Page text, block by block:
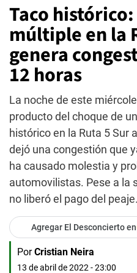
Taco
múltiple en la
genera
12 horas
La noche de este
producto del choque de
histórico en la Ruta 5 Sur
dejó una congestión que
ha causado molestia y
automovilistas. Pese a la
no liberó el pago del peaje.
Agregar El Desconcierto en
Por Cristian Neira
13 de abril de 2022 - 23:00